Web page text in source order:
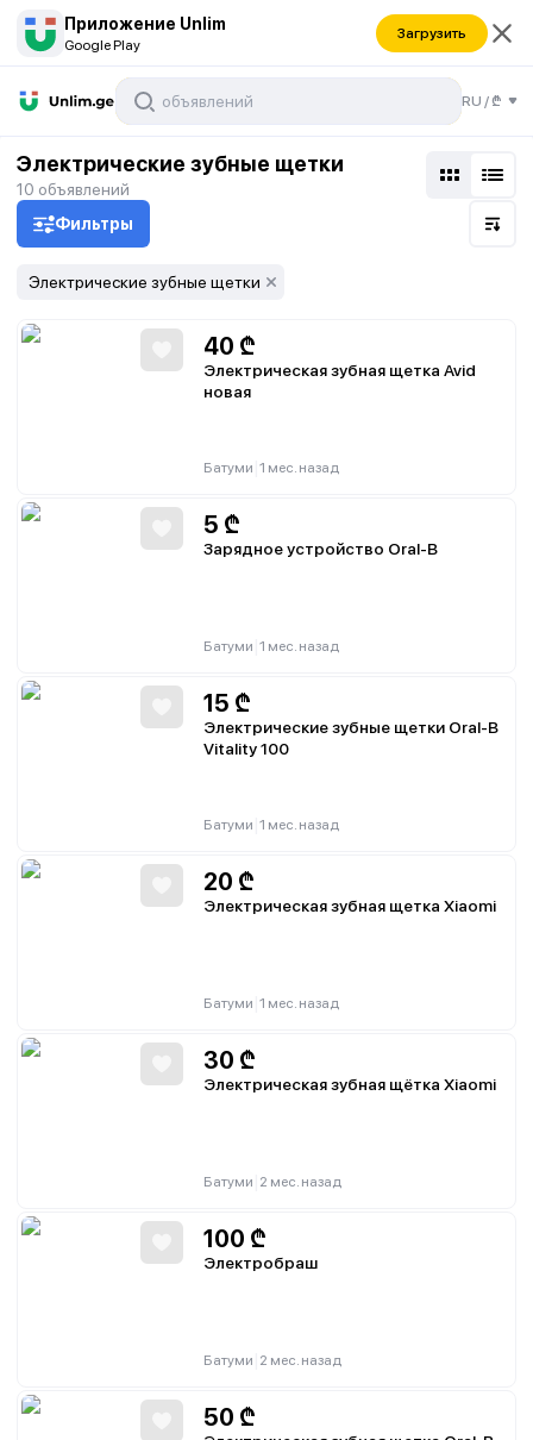
Приложение Unlim
Google Play
Загрузить
RU /₾
Электрические зубные щетки
10 объявлений
Фильтры
Электрические зубные щетки
40 ₾
Электрическая зубная щетка Avid
новая
Батуми 1 мес. назад
5 ₾
Зарядное устройство Oral-B
Батуми 1 мес. назад
15 ₾
Электрические зубные щетки Oral-B
Vitality 100
Батуми 1 мес. назад
20 ₾
Электрическая зубная щетка Xiaomi
Батуми 1 мес. назад
30 ₾
Электрическая зубная щётка Xiaomi
Батуми 2 мес. назад
100 ₾
Электробраш
Батуми 2 мес. назад
50 ₾